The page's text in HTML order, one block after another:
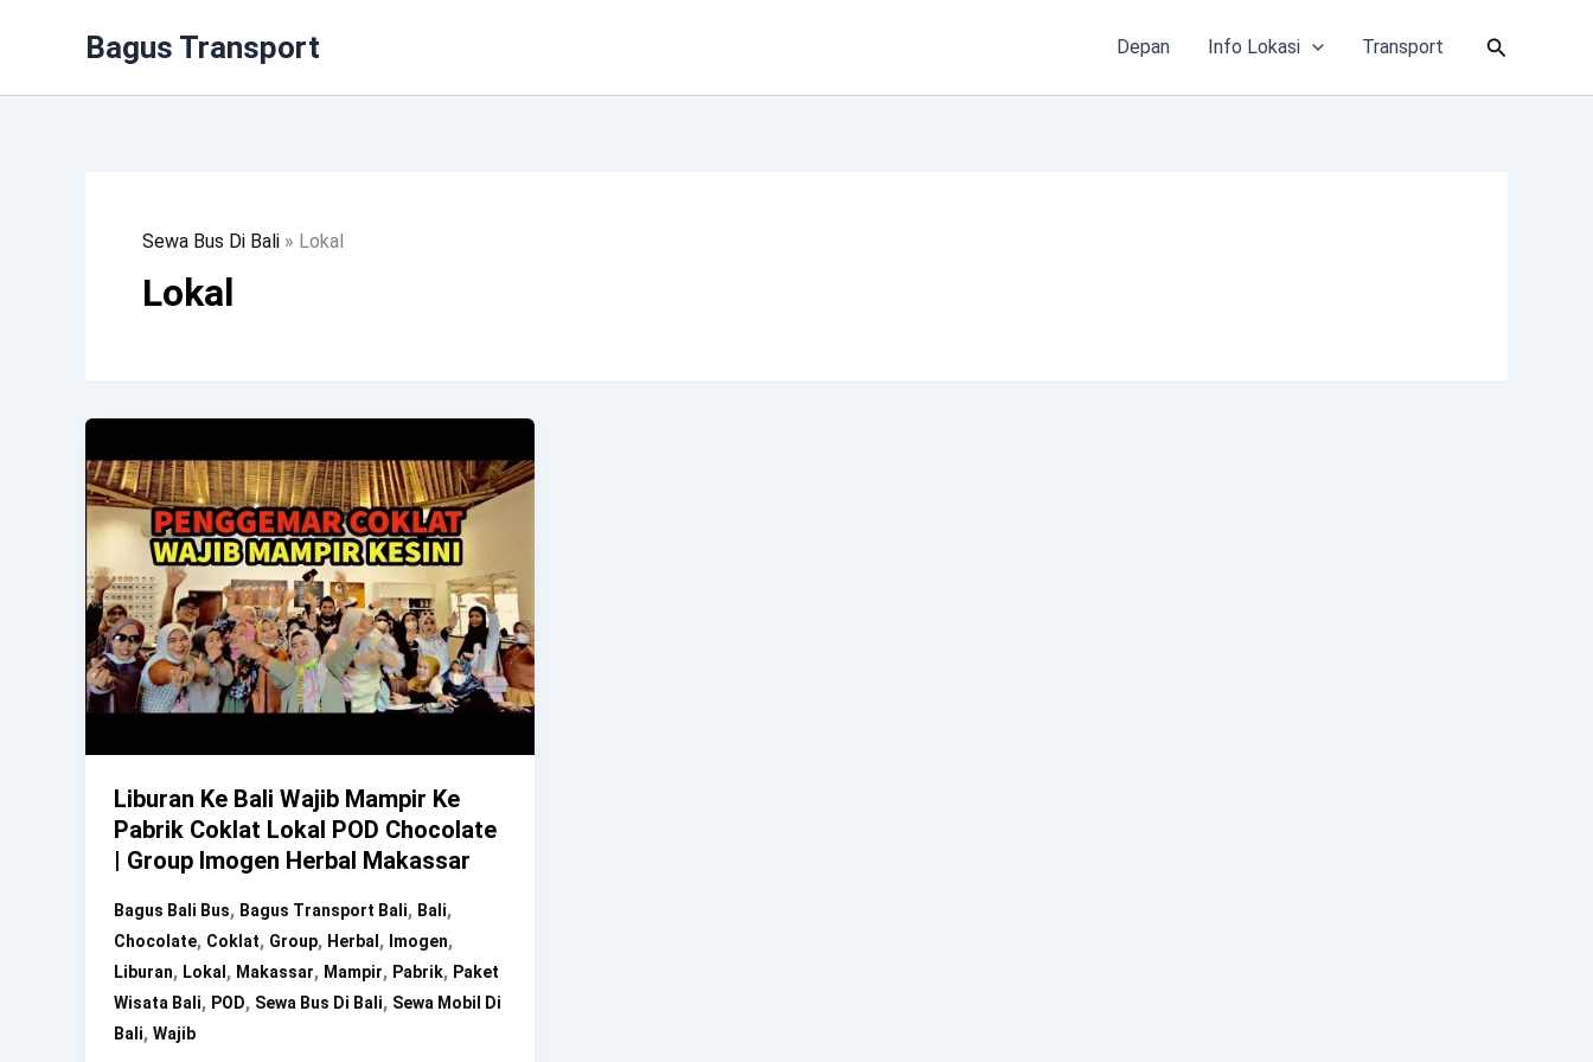
Bagus Transport Depan Info Lokasi Transport Cari
Sewa Bus Di Bali » Lokal
Lokal
Liburan Ke Bali Wajib Mampir Ke
Pabrik Coklat Lokal POD Chocolate
| Group Imogen Herbal Makassar
Bagus Bali Bus, Bagus Transport Bali, Bali,
Chocolate, Coklat, Group, Herbal, Imogen,
Liburan, Lokal, Makassar, Mampir, Pabrik, Paket
Wisata Bali, POD, Sewa Bus Di Bali, Sewa Mobil Di
Bali, Wajib